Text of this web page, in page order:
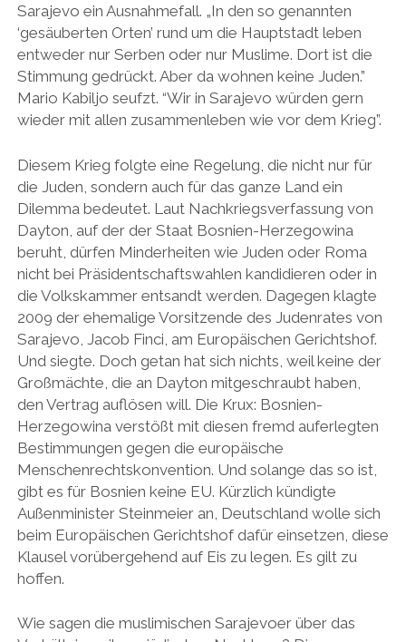
Sarajevo ein Ausnahmefall. „In den so genannten
‘gesäuberten Orten’ rund um die Hauptstadt leben
entweder nur Serben oder nur Muslime. Dort ist die
Stimmung gedrückt. Aber da wohnen keine Juden.”
Mario Kabiljo seufzt. “Wir in Sarajevo würden gern
wieder mit allen zusammenleben wie vor dem Krieg”.
Diesem Krieg folgte eine Regelung, die nicht nur für
die Juden, sondern auch für das ganze Land ein
Dilemma bedeutet. Laut Nachkriegsverfassung von
Dayton, auf der der Staat Bosnien-Herzegowina
beruht, dürfen Minderheiten wie Juden oder Roma
nicht bei Präsidentschaftswahlen kandidieren oder in
die Volkskammer entsandt werden. Dagegen klagte
2009 der ehemalige Vorsitzende des Judenrates von
Sarajevo, Jacob Finci, am Europäischen Gerichtshof.
Und siegte. Doch getan hat sich nichts, weil keine der
Großmächte, die an Dayton mitgeschraubt haben,
den Vertrag auflösen will. Die Krux: Bosnien-
Herzegowina verstößt mit diesen fremd auferlegten
Bestimmungen gegen die europäische
Menschenrechtskonvention. Und solange das so ist,
gibt es für Bosnien keine EU. Kürzlich kündigte
Außenminister Steinmeier an, Deutschland wolle sich
beim Europäischen Gerichtshof dafür einsetzen, diese
Klausel vorübergehend auf Eis zu legen. Es gilt zu
hoffen.
Wie sagen die muslimischen Sarajevoer über das